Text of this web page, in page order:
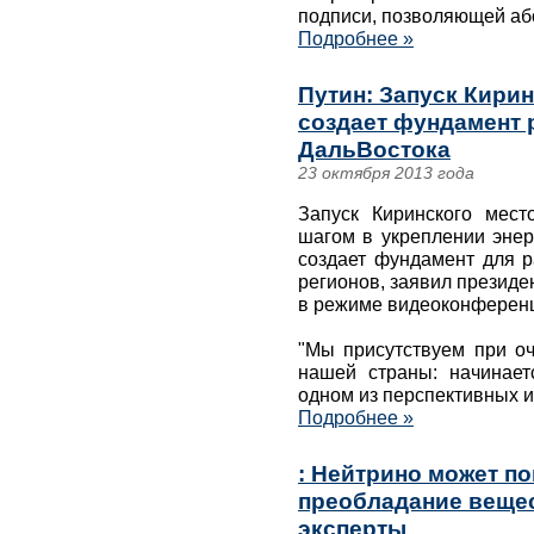
подписи, позволяющей
Подробнее »
Путин: Запуск
создает фундамент
ДальВостока
23 октября 2013 года
Запуск Киринского
шагом в укреплении
создает фундамент для
регионов, заявил
в режиме
"Мы присутствуем при
нашей страны:
одном из перспективных
Подробнее »
: Нейтрино может
преобладание
эксперты